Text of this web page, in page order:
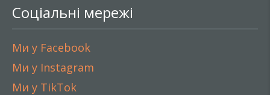
Соціальні мережі
Ми у Facebook
Ми у Instagram
Ми у TikTok